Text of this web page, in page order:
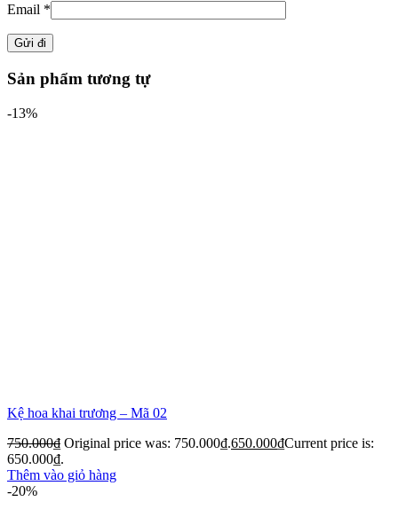
Email *
Sản phẩm tương tự
-13%
Kệ hoa khai trương – Mã 02
750.000₫ Original price was: 750.000₫.650.000₫Current price is:
650.000₫.
Thêm vào giỏ hàng
-20%